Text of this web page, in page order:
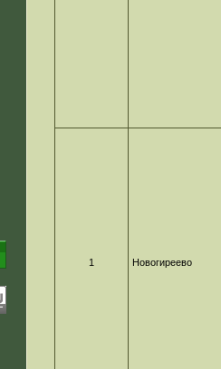
1 Новогиреево